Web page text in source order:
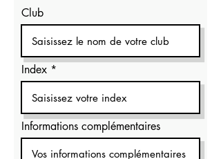
Club
Index
Informations complémentaires